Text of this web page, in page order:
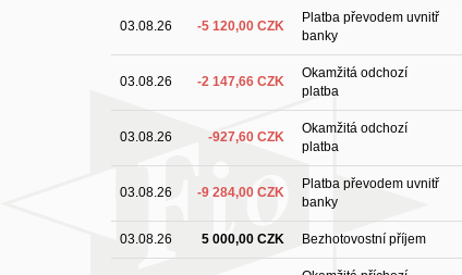
03.08.26 -5 120,00 CZK
Platba převodem uvnitř
banky
03.08.26 -2 147,66 CZK
Okamžitá odchozí
platba
03.08.26 -927,60 CZK
Okamžitá odchozí
platba
03.08.26 -9 284,00 CZK
Platba převodem uvnitř
banky
03.08.26 5 000,00 CZK Bezhotovostní příjem